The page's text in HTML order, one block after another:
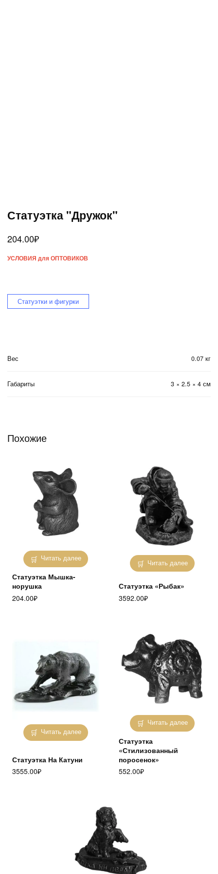
Статуэтка "Дружок"
204.00₽
УСЛОВИЯ для ОПТОВИКОВ
Статуэтки и фигурки
Вес 0.07 кг
Габариты 3 × 2.5 × 4 см
Похожие
Читать далее
Статуэтка Мышка-
норушка
204.00₽
Читать далее
Статуэтка «Рыбак»
3592.00₽
Читать далее
Статуэтка На Катуни
3555.00₽
Читать далее
Статуэтка
«Стилизованный
поросенок»
552.00₽